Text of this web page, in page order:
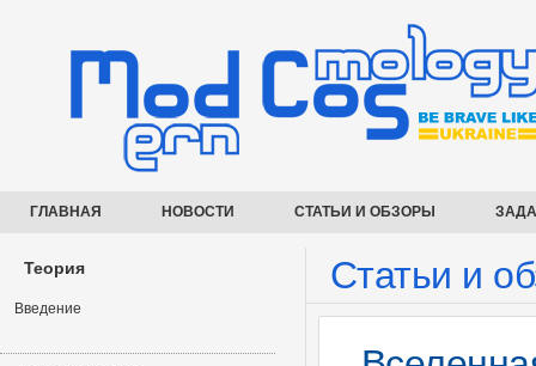
ГЛАВНАЯ НОВОСТИ СТАТЬИ И ОБЗОРЫ
Статьи и
Теория
Введение